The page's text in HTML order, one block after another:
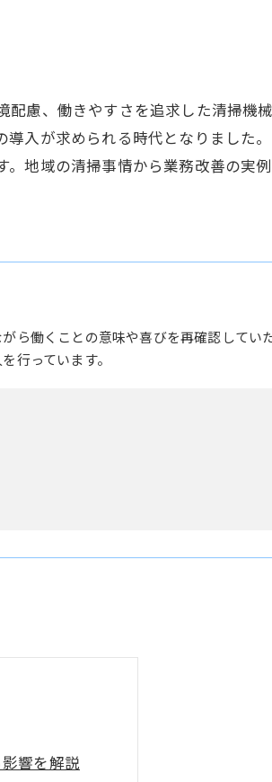
慮、働きやすさを追求した清掃機
入が求められる時代となりました
地域の清掃事情から業務改善の実
ら働くことの意味や喜びを再確認してい
行っています。
響を解説